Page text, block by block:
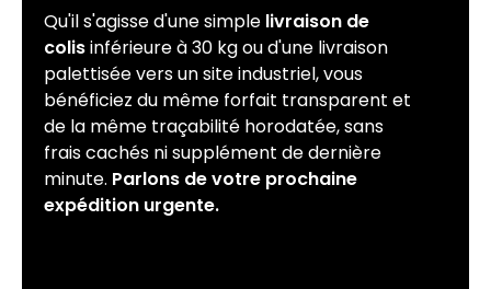
Qu'il s'agisse d'une simple livraison de
colisinférieure à 30 kg ou d'une livraison
palettisée vers un site industriel, vous
bénéficiez du même forfait transparent et
de la même traçabilité horodatée, sans
frais cachés ni supplément de dernière
minute. Parlons de votre prochaine
expédition urgente.